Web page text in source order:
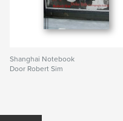
Shanghai Notebook
Door Robert Sim